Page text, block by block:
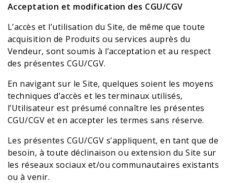
Acceptation et modification des CGU/CGV
L’accès et l’utilisation du Site, de même que toute
acquisition de Produits ou services auprès du
Vendeur, sont soumis à l’acceptation et au respect
des présentes CGU/CGV.
En navigant sur le Site, quelques soient les moyens
techniques d’accès et les terminaux utilisés,
l’Utilisateur est présumé connaître les présentes
CGU/CGV et en accepter les termes sans réserve.
Les présentes CGU/CGV s’appliquent, en tant que de
besoin, à toute déclinaison ou extension du Site sur
les réseaux sociaux et/ou communautaires existants
ou à venir.